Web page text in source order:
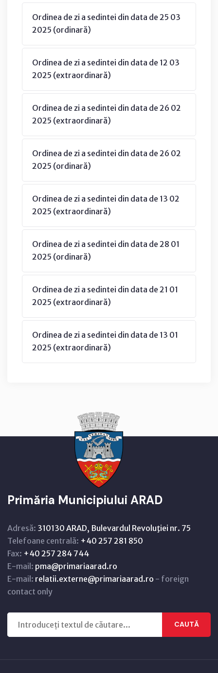
Ordinea de zi a sedintei din data de 25 03
2025 (ordinară)
Ordinea de zi a sedintei din data de 12 03
2025 (extraordinară)
Ordinea de zi a sedintei din data de 26 02
2025 (extraordinară)
Ordinea de zi a sedintei din data de 26 02
2025 (ordinară)
Ordinea de zi a sedintei din data de 13 02
2025 (extraordinară)
Ordinea de zi a sedintei din data de 28 01
2025 (ordinară)
Ordinea de zi a sedintei din data de 21 01
2025 (extraordinară)
Ordinea de zi a sedintei din data de 13 01
2025 (extraordinară)
Primăria Municipiului ARAD
Adresă: 310130 ARAD, Bulevardul Revoluţiei nr. 75
Telefoane centrală: +40 257 281 850
Fax: +40 257 284 744
E-mail: pma@primariaarad.ro
E-mail: relatii.externe@primariaarad.ro - foreign
contact only
CAUTĂ